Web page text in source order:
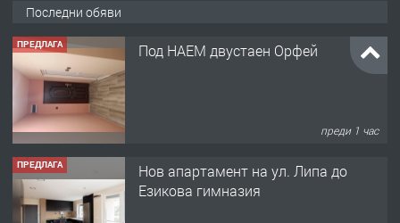
Последни обяви
ПРЕДЛАГА Под НАЕМ двустаен Орфей
преди 1 час
ПРЕДЛАГА
Нов апартамент на ул. Липа до
Езикова гимназия